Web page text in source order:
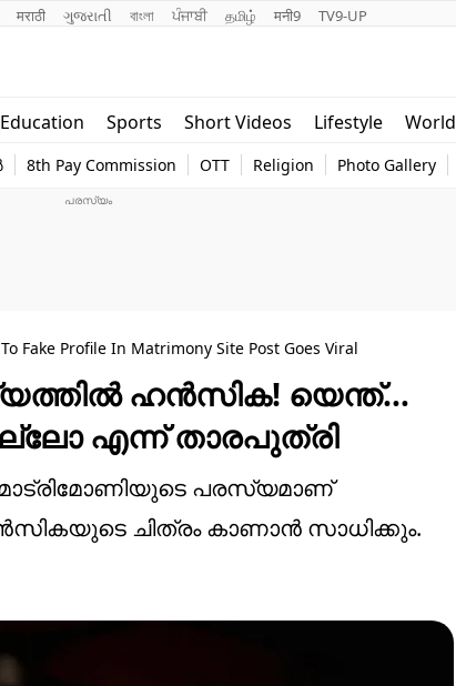
मराठी ગુજરાતી বাংলা ਪੰਜਾਬੀ தமிழ் मनी9 TV9-UP
Education Sports Short Videos Lifestyle World
Web Story
8th Pay Commission OTT Religion Photo Gallery
Sister Hansika Krishna Reacted To Fake Profile In Matrimony Site Post Goes Viral
ഹൻസിക! യെന്ത്…
എന്ന് താരപുത്രി
മാട്രിമോണിയുടെ പരസ്യമാണ്
ചിത്രം കാണാൻ സാധിക്കും.